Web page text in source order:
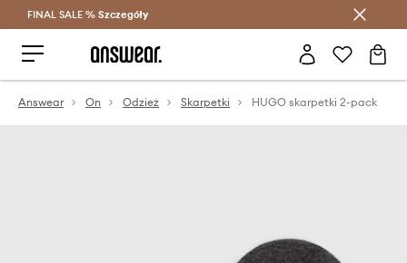
Oszczędzaj z Answear Club >
FINAL SALE % Szczegóły
Answear On Odzież Skarpetki HUGO skarpetki 2-pack